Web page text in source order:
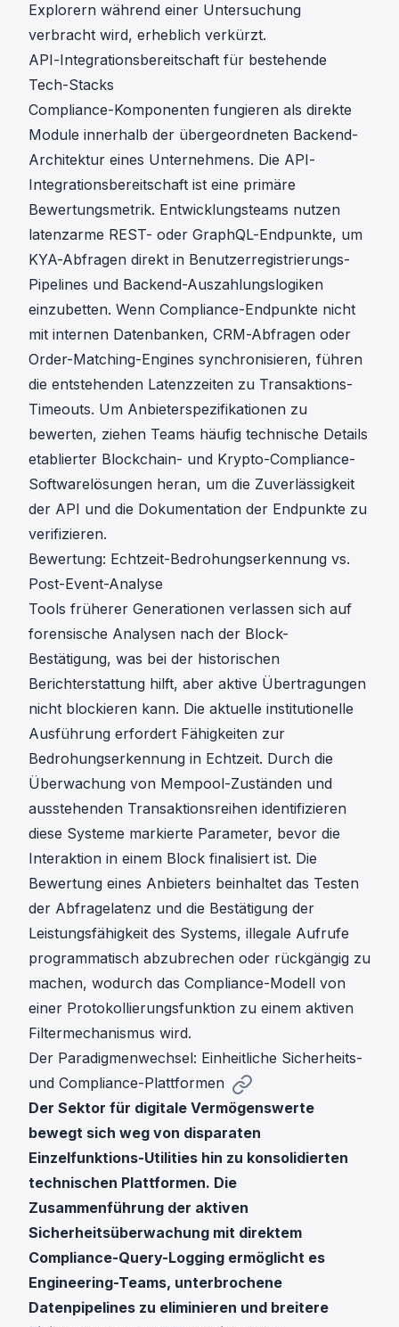
Explorern während einer Untersuchung
verbracht wird, erheblich verkürzt.
API-Integrationsbereitschaft für bestehende
Tech-Stacks
Compliance-Komponenten fungieren als direkte
Module innerhalb der übergeordneten Backend-
Architektur eines Unternehmens. Die API-
Integrationsbereitschaft ist eine primäre
Bewertungsmetrik. Entwicklungsteams nutzen
latenzarme REST- oder GraphQL-Endpunkte, um
KYA-Abfragen direkt in Benutzerregistrierungs-
Pipelines und Backend-Auszahlungslogiken
einzubetten. Wenn Compliance-Endpunkte nicht
mit internen Datenbanken, CRM-Abfragen oder
Order-Matching-Engines synchronisieren, führen
die entstehenden Latenzzeiten zu Transaktions-
Timeouts. Um Anbieterspezifikationen zu
bewerten, ziehen Teams häufig technische Details
etablierter Blockchain- und Krypto-Compliance-
Softwarelösungen heran, um die Zuverlässigkeit
der API und die Dokumentation der Endpunkte zu
verifizieren.
Bewertung: Echtzeit-Bedrohungserkennung vs.
Post-Event-Analyse
Tools früherer Generationen verlassen sich auf
forensische Analysen nach der Block-
Bestätigung, was bei der historischen
Berichterstattung hilft, aber aktive Übertragungen
nicht blockieren kann. Die aktuelle institutionelle
Ausführung erfordert Fähigkeiten zur
Bedrohungserkennung in Echtzeit. Durch die
Überwachung von Mempool-Zuständen und
ausstehenden Transaktionsreihen identifizieren
diese Systeme markierte Parameter, bevor die
Interaktion in einem Block finalisiert ist. Die
Bewertung eines Anbieters beinhaltet das Testen
der Abfragelatenz und die Bestätigung der
Leistungsfähigkeit des Systems, illegale Aufrufe
programmatisch abzubrechen oder rückgängig zu
machen, wodurch das Compliance-Modell von
einer Protokollierungsfunktion zu einem aktiven
Filtermechanismus wird.
Der Paradigmenwechsel: Einheitliche Sicherheits-
und Compliance-Plattformen
Der Sektor für digitale Vermögenswerte
bewegt sich weg von disparaten
Einzelfunktions-Utilities hin zu konsolidierten
technischen Plattformen. Die
Zusammenführung der aktiven
Sicherheitsüberwachung mit direktem
Compliance-Query-Logging ermöglicht es
Engineering-Teams, unterbrochene
Datenpipelines zu eliminieren und breitere